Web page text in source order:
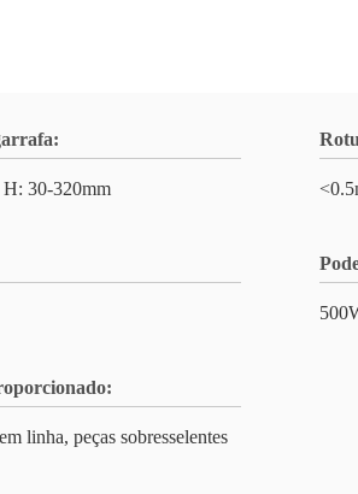
30-320mm
linha, peças sobresselentes